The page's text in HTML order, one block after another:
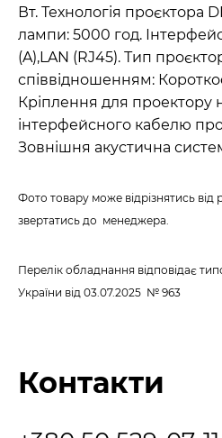
Вт. Технологія проєктора
лампи: 5000 год.
(A),LAN (RJ45). Тип
співвідношенням:
Кріплення для проектору
інтерфейсного кабелю
Зовнішня акустична
Фото товару може відрізнятись від
звертатись до менеджера.
Перелік обладнання відповідає
України від 03.07.2025 № 963
Контакти